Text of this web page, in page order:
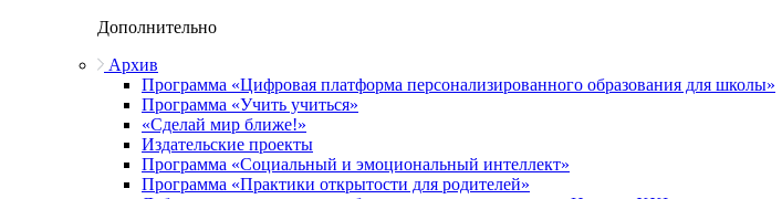
Дополнительно
Архив
Программа «Цифровая платформа персонализированного образования для школы»
Программа «Учить учиться»
«Сделай мир ближе!»
Издательские проекты
Программа «Социальный и эмоциональный интеллект»
Программа «Практики открытости для родителей»